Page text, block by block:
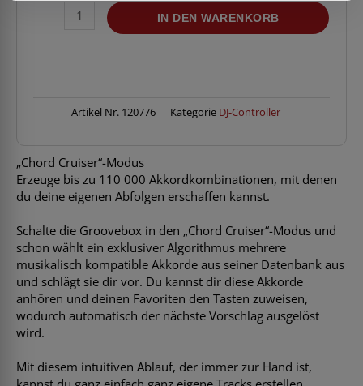
AlphaTheta
IN DEN WARENKORB
Artikel Nr. 120776 Kategorie DJ-Controller
„Chord Cruiser“-Modus
Erzeuge bis zu 110 000 Akkordkombinationen, mit denen
du deine eigenen Abfolgen erschaffen kannst.
Schalte die Groovebox in den „Chord Cruiser“-Modus und
schon wählt ein exklusiver Algorithmus mehrere
musikalisch kompatible Akkorde aus seiner Datenbank aus
und schlägt sie dir vor. Du kannst dir diese Akkorde
anhören und deinen Favoriten den Tasten zuweisen,
wodurch automatisch der nächste Vorschlag ausgelöst
wird.
Mit diesem intuitiven Ablauf, der immer zur Hand ist,